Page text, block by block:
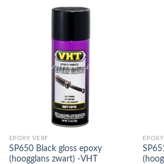
EPOXY VERF
SP650 Black gloss epoxy
(hoogglans zwart) -VHT